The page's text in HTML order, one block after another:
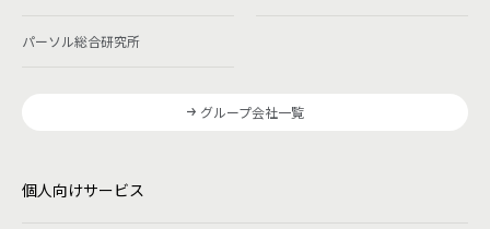
パーソル総合研究所
グループ会社一覧
個人向けサービス